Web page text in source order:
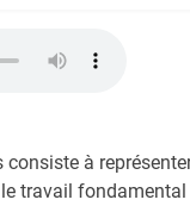
à
travail